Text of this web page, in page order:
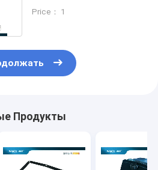
Price： 1
Продукты